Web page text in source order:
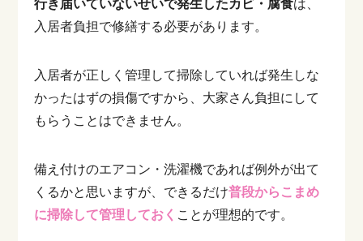
行き届いていないせいで発生したカビ・腐食は、
入居者負担で修繕する必要があります。
入居者が正しく管理して掃除していれば発生しな
かったはずの損傷ですから、大家さん負担にして
もらうことはできません。
備え付けのエアコン・洗濯機であれば例外が出て
くるかと思いますが、できるだけ普段からこまめ
に掃除して管理しておく ことが理想的です。